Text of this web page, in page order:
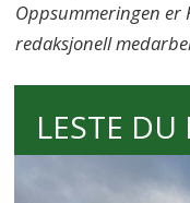
Oppsummeringen er
redaksjonell
LESTE DU